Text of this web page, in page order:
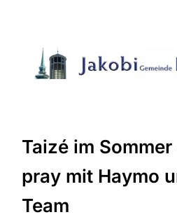
Taizé im
pray mit Haymo
Team